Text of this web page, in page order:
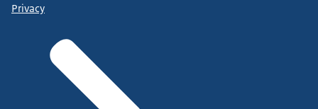
Privacy